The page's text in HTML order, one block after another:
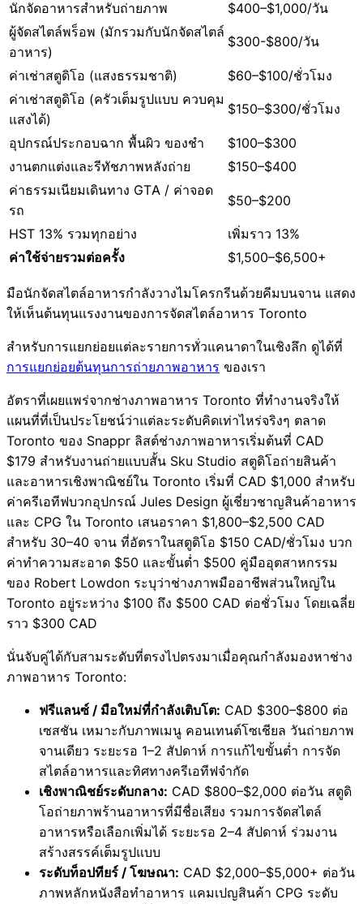
นักจัดอาหารสำหรับถ่ายภาพ
$400–$1,000/วัน
ผู้จัดสไตล์พร็อพ (มักรวมกับนักจัดสไตล์
อาหาร)
$300-$800/วัน
ค่าเช่าสตูดิโอ (แสงธรรมชาติ)
$60–$100/ชั่วโมง
ค่าเช่าสตูดิโอ (ครัวเต็มรูปแบบ ควบคุม
แสงได้)
$150–$300/ชั่วโมง
อุปกรณ์ประกอบฉาก พื้นผิว ของชำ
$100–$300
งานตกแต่งและรีทัชภาพหลังถ่าย
$150–$400
ค่าธรรมเนียมเดินทาง GTA / ค่าจอด
รถ
$50–$200
HST 13% รวมทุกอย่าง
เพิ่มราว 13%
ค่าใช้จ่ายรวมต่อครั้ง
$1,500–$6,500+
มือนักจัดสไตล์อาหารกำลังวางไมโครกรีนด้วยคีมบนจาน แสดง
ให้เห็นต้นทุนแรงงานของการจัดสไตล์อาหาร Toronto
สำหรับการแยกย่อยแต่ละรายการทั่วแคนาดาในเชิงลึก ดูได้ที่
การแยกย่อยต้นทุนการถ่ายภาพอาหาร ของเรา
อัตราที่เผยแพร่จากช่างภาพอาหาร Toronto ที่ทำงานจริงให้
แผนที่ที่เป็นประโยชน์ว่าแต่ละระดับคิดเท่าไหร่จริงๆ ตลาด
Toronto ของ Snappr ลิสต์ช่างภาพอาหารเริ่มต้นที่ CAD
$179 สำหรับงานถ่ายแบบสั้น Sku Studio สตูดิโอถ่ายสินค้า
และอาหารเชิงพาณิชย์ใน Toronto เริ่มที่ CAD $1,000 สำหรับ
ค่าครีเอทีฟบวกอุปกรณ์ Jules Design ผู้เชี่ยวชาญสินค้าอาหาร
และ CPG ใน Toronto เสนอราคา $1,800–$2,500 CAD
สำหรับ 30–40 จาน ที่อัตราในสตูดิโอ $150 CAD/ชั่วโมง บวก
ค่าทำความสะอาด $50 และขั้นต่ำ $500 คู่มืออุตสาหกรรม
ของ Robert Lowdon ระบุว่าช่างภาพมืออาชีพส่วนใหญ่ใน
Toronto อยู่ระหว่าง $100 ถึง $500 CAD ต่อชั่วโมง โดยเฉลี่ย
ราว $300 CAD
นั่นจับคู่ได้กับสามระดับที่ตรงไปตรงมาเมื่อคุณกำลังมองหาช่าง
ภาพอาหาร Toronto:
ฟรีแลนซ์ / มือใหม่ที่กำลังเติบโต: CAD $300–$800 ต่อ
เซสชัน เหมาะกับภาพเมนู คอนเทนต์โซเชียล วันถ่ายภาพ
จานเดียว ระยะรอ 1–2 สัปดาห์ การแก้ไขขั้นต่ำ การจัด
สไตล์อาหารและทิศทางครีเอทีฟจำกัด
เชิงพาณิชย์ระดับกลาง: CAD $800–$2,000 ต่อวัน สตูดิ
โอถ่ายภาพร้านอาหารที่มีชื่อเสียง รวมการจัดสไตล์
อาหารหรือเลือกเพิ่มได้ ระยะรอ 2–4 สัปดาห์ ร่วมงาน
สร้างสรรค์เต็มรูปแบบ
ระดับท็อปทียร์ / โฆษณา: CAD $2,000–$5,000+ ต่อวัน
ภาพหลักหนังสือทำอาหาร แคมเปญสินค้า CPG ระดับ